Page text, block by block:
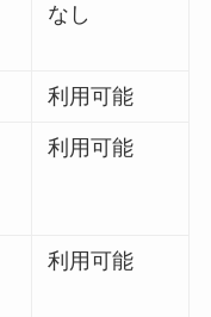
なし
利用可能
利用可能
利用可能